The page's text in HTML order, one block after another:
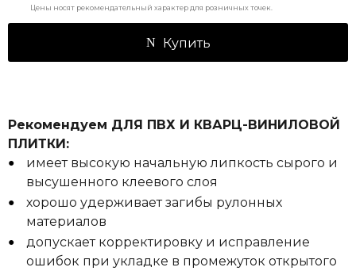
Цены носят рекомендательный характер для розничных точек.
Купить
Рекомендуем ДЛЯ ПВХ И КВАРЦ-ВИНИЛОВОЙ
ПЛИТКИ:
имеет высокую начальную липкость сырого и
высушенного клеевого слоя
хорошо удерживает загибы рулонных
материалов
допускает корректировку и исправление
ошибок при укладке в промежуток открытого